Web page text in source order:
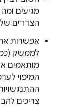
מגיעים
הצדדים
אפשרות
מותאמים
המיפוי
צריכים